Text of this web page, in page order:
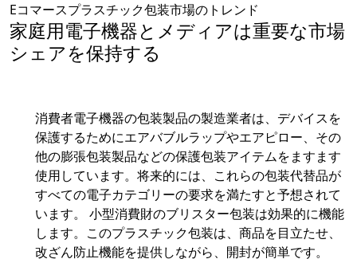
Eコマースプラスチック包装市場のトレンド
家庭用電子機器とメディアは重要な市場
シェアを保持する
消費者電子機器の包装製品の製造業者は、デバイスを
保護するためにエアバブルラップやエアピロー、その
他の膨張包装製品などの保護包装アイテムをますます
使用しています。将来的には、これらの包装代替品が
すべての電子カテゴリーの要求を満たすと予想されて
います。 小型消費財のブリスター包装は効果的に機能
します。このプラスチック包装は、商品を目立たせ、
改ざん防止機能を提供しながら、開封が簡単です。